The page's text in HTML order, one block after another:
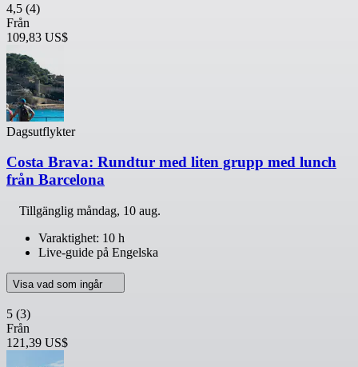
4,5 (4)
Från
109,83 US$
Dagsutflykter
Costa Brava: Rundtur med liten grupp med lunch
från Barcelona
Tillgänglig måndag, 10 aug.
Varaktighet: 10 h
Live-guide på Engelska
Visa vad som ingår
5 (3)
Från
121,39 US$